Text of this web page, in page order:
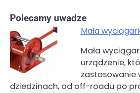
Polecamy uwadze
Mała
Mała
urządzenie,
zastosowanie
dziedzinach, od off-roadu po
Nawigacja
wpisu